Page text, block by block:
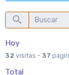
Hoy
32 visitas - 37
Total